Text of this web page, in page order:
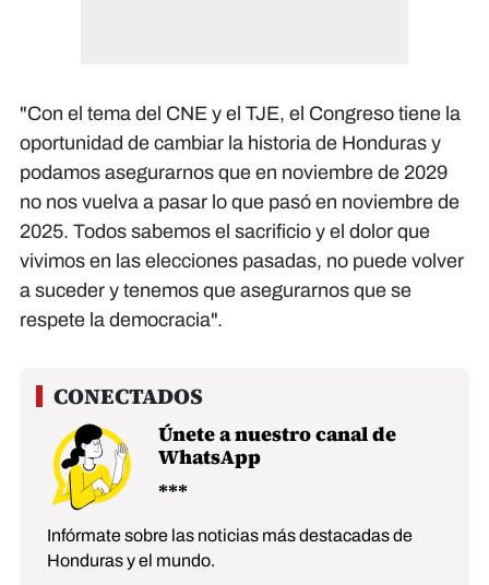
"Con el tema del CNE y el TJE, el Congreso tiene la
oportunidad de cambiar la historia de Honduras y
podamos asegurarnos que en noviembre de 2029
no nos vuelva a pasar lo que pasó en noviembre de
2025. Todos sabemos el sacrificio y el dolor que
vivimos en las elecciones pasadas, no puede volver
a suceder y tenemos que asegurarnos que se
respete la democracia".
Únete a nuestro canal de
WhatsApp
Infórmate sobre las noticias más destacadas de
Honduras y el mundo.